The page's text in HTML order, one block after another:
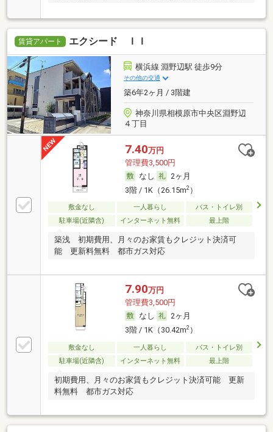
賃貸アパート エクシード ＩＩ
横浜線 淵野辺駅 徒歩9分
その他の交通
築6年2ヶ月 / 3階建
神奈川県相模原市中央区淵野辺
４丁目
7.40万円
管理費3,500円
なし
2ヶ月
3階 / 1K（26.15m2）
敷金なし 一人暮らし
バス・トイレ別
駐車場(近隣含)
インターネット無料 最上階
築浅 初期費用、月々のお家賃もクレジット決済可
能 更新料無料 都市ガス対応
7.90万円
管理費3,500円
なし
2ヶ月
3階 / 1K（30.42m2）
敷金なし 一人暮らし
バス・トイレ別
駐車場(近隣含)
インターネット無料 最上階
初期費用、月々のお家賃もクレジット決済可能 更新
料無料 都市ガス対応